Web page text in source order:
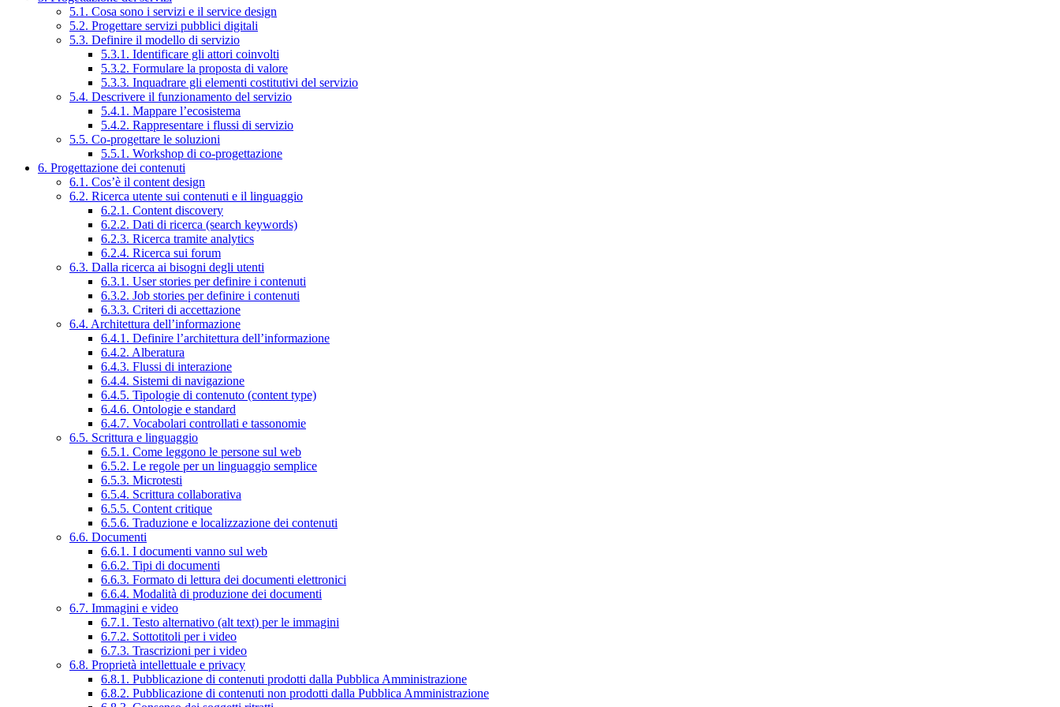
5.1. Cosa sono i servizi e il service design
5.2. Progettare servizi pubblici digitali
5.3. Definire il modello di servizio
5.3.1. Identificare gli attori coinvolti
5.3.2. Formulare la proposta di valore
5.3.3. Inquadrare gli elementi costitutivi del servizio
5.4. Descrivere il funzionamento del servizio
5.4.1. Mappare l’ecosistema
5.4.2. Rappresentare i flussi di servizio
5.5. Co-progettare le soluzioni
5.5.1. Workshop di co-progettazione
6. Progettazione dei contenuti
6.1. Cos’è il content design
6.2. Ricerca utente sui contenuti e il linguaggio
6.2.1. Content discovery
6.2.2. Dati di ricerca (search keywords)
6.2.3. Ricerca tramite analytics
6.2.4. Ricerca sui forum
6.3. Dalla ricerca ai bisogni degli utenti
6.3.1. User stories per definire i contenuti
6.3.2. Job stories per definire i contenuti
6.3.3. Criteri di accettazione
6.4. Architettura dell’informazione
6.4.1. Definire l’architettura dell’informazione
6.4.2. Alberatura
6.4.3. Flussi di interazione
6.4.4. Sistemi di navigazione
6.4.5. Tipologie di contenuto (content type)
6.4.6. Ontologie e standard
6.4.7. Vocabolari controllati e tassonomie
6.5. Scrittura e linguaggio
6.5.1. Come leggono le persone sul web
6.5.2. Le regole per un linguaggio semplice
6.5.3. Microtesti
6.5.4. Scrittura collaborativa
6.5.5. Content critique
6.5.6. Traduzione e localizzazione dei contenuti
6.6. Documenti
6.6.1. I documenti vanno sul web
6.6.2. Tipi di documenti
6.6.3. Formato di lettura dei documenti elettronici
6.6.4. Modalità di produzione dei documenti
6.7. Immagini e video
6.7.1. Testo alternativo (alt text) per le immagini
6.7.2. Sottotitoli per i video
6.7.3. Trascrizioni per i video
6.8. Proprietà intellettuale e privacy
6.8.1. Pubblicazione di contenuti prodotti dalla Pubblica Amministrazione
6.8.2. Pubblicazione di contenuti non prodotti dalla Pubblica Amministrazione